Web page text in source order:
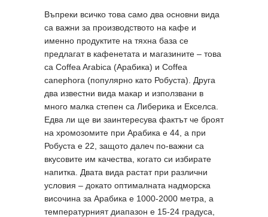
Въпреки всичко това само два основни вида
са важни за производството на кафе и
именно продуктите на тяхна база се
предлагат в кафенетата и магазините – това
са Coffea Arabica (Арабика) и Coffea
canephora (популярно като Робуста). Друга
два известни вида макар и използвани в
много малка степен са Либерика и Екселса.
Едва ли ще ви заинтересува фактът че броят
на хромозомите при Арабика е 44, а при
Робуста е 22, защото далеч по-важни са
вкусовите им качества, когато си избирате
напитка. Двата вида растат при различни
условия – докато оптималната надморска
височина за Арабика е 1000-2000 метра, а
температурният диапазон е 15-24 градуса,